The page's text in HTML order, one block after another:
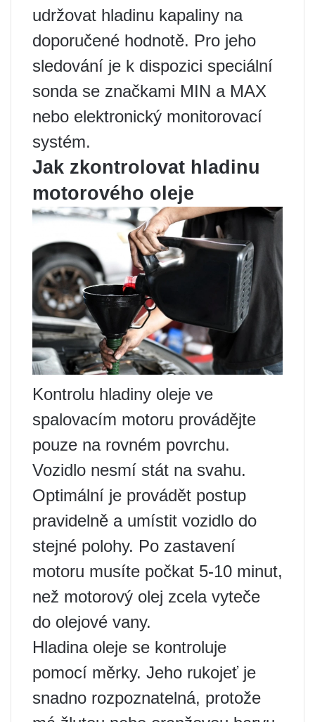
udržovat hladinu kapaliny na
doporučené hodnotě. Pro jeho
sledování je k dispozici speciální
sonda se značkami MIN a MAX
nebo elektronický monitorovací
systém.
Jak zkontrolovat hladinu
motorového oleje
Kontrolu hladiny oleje ve
spalovacím motoru provádějte
pouze na rovném povrchu.
Vozidlo nesmí stát na svahu.
Optimální je provádět postup
pravidelně a umístit vozidlo do
stejné polohy. Po zastavení
motoru musíte počkat 5-10 minut,
než motorový olej zcela vyteče
do olejové vany.
Hladina oleje se kontroluje
pomocí měrky. Jeho rukojeť je
snadno rozpoznatelná, protože